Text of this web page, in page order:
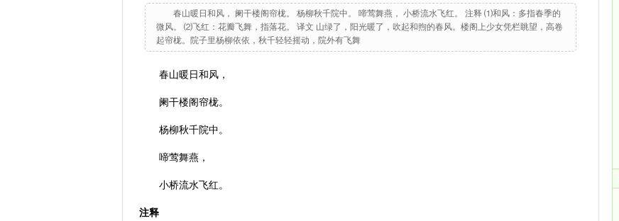
春山暖日和风， 阑干楼阁帘栊。 杨柳秋千院中。 啼莺舞燕， 小桥流水飞红。 注释 ⑴和风：多指春季的
微风。 ⑵飞红：花瓣飞舞，指落花。 译文 山绿了，阳光暖了，吹起和煦的春风。楼阁上少女凭栏眺望，高卷
起帘栊。院子里杨柳依依，秋千轻轻摇动，院外有飞舞
春山暖日和风，
阑干楼阁帘栊。
杨柳秋千院中。
啼莺舞燕，
小桥流水飞红。
注释